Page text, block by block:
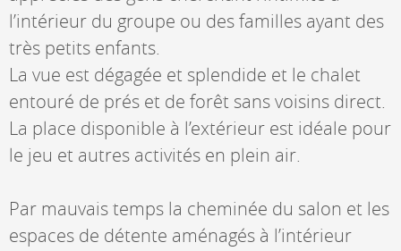
l’intérieur du groupe ou des familles ayant des
très petits enfants.
La vue est dégagée et splendide et le chalet
entouré de prés et de forêt sans voisins direct.
La place disponible à l’extérieur est idéale pour
le jeu et autres activités en plein air.
Par mauvais temps la cheminée du salon et les
espaces de détente aménagés à l’intérieur